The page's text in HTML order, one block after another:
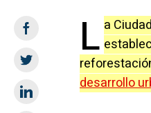
L a
desarrollo